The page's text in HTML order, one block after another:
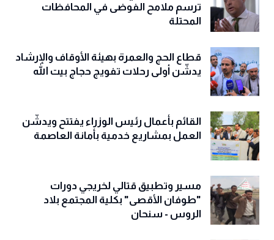
ترسم ملامح الفوضى في المحافظات
المحتلة
قطاع الحج والعمرة بهيئة الأوقاف والإرشاد
يدشّن أولى رحلات تفويج حجاج بيت الله
القائم بأعمال رئيس الوزراء يفتتح ويدشّن
العمل بمشاريع خدمية بأمانة العاصمة
مسير وتطبيق قتالي لخريجي دورات
"طوفان الأقصى" بكلية المجتمع بلاد
الروس - سنحان